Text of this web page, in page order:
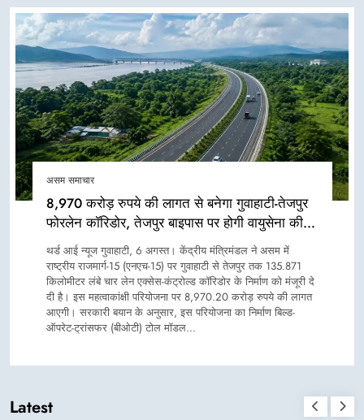
असम समाचार
8,970 करोड़ रुपये की लागत से बनेगा गुवाहाटी-तेजपुर
फोरलेन कॉरिडोर, तेजपुर बाइपास पर होगी वायुसेना की
इमरजेंसी लैंडिंग स्ट्रिप
थर्ड आई न्यूज गुवाहाटी, 6 अगस्त। केंद्रीय मंत्रिमंडल ने असम में
राष्ट्रीय राजमार्ग-15 (एनएच-15) पर गुवाहाटी से तेजपुर तक 135.871
किलोमीटर लंबे चार लेन एक्सेस-कंट्रोल्ड कॉरिडोर के निर्माण को मंजूरी दे
दी है। इस महत्वाकांक्षी परियोजना पर 8,970.20 करोड़ रुपये की लागत
आएगी। सरकारी बयान के अनुसार, इस परियोजना का निर्माण बिल्ड-
ऑपरेट-ट्रांसफर (बीओटी) टोल मॉडल…
Latest